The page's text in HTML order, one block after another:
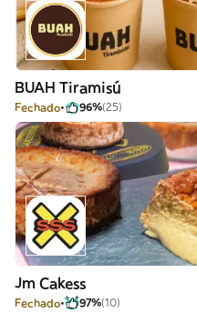
BUAH Tiramisú
Fechado 96%(25)
Jm Cakess
Fechado 97%(10)